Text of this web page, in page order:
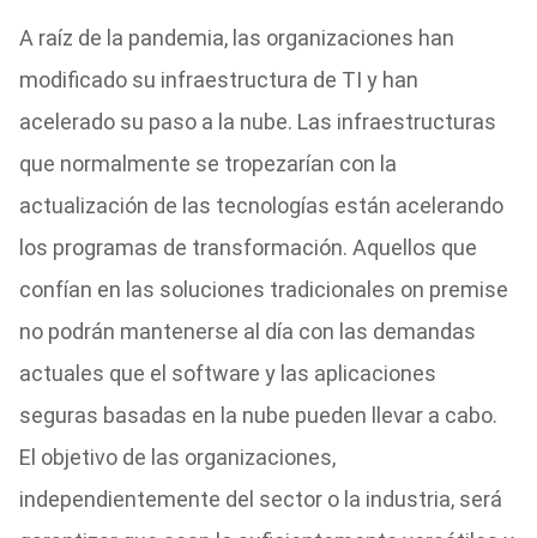
A raíz de la pandemia, las organizaciones han
modificado su infraestructura de TI y han
acelerado su paso a la nube. Las infraestructuras
que normalmente se tropezarían con la
actualización de las tecnologías están acelerando
los programas de transformación. Aquellos que
confían en las soluciones tradicionales on premise
no podrán mantenerse al día con las demandas
actuales que el software y las aplicaciones
seguras basadas en la nube pueden llevar a cabo.
El objetivo de las organizaciones,
independientemente del sector o la industria, será